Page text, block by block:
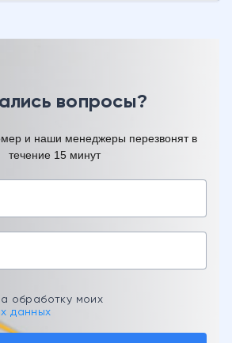
вопросы?
и наши менеджеры перезвонят в
течение 15 минут
обработку моих
данных